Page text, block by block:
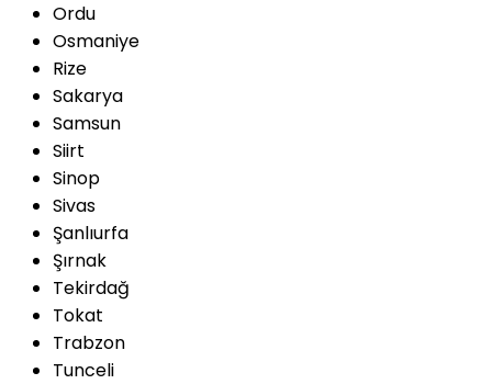
Ordu
Osmaniye
Rize
Sakarya
Samsun
Siirt
Sinop
Sivas
Şanlıurfa
Şırnak
Tekirdağ
Tokat
Trabzon
Tunceli